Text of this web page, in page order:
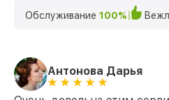
Обслуживание 100%
Антонова Дарья